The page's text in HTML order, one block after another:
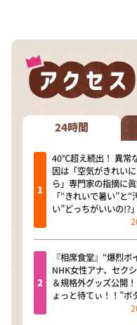
河合＆A.B.C-Z塚田
（news おかえり）
DAIGOも台所 ～きょ
本日はダイアンなり
朝だ！生です旅サラ
教えて！ニュース
ＬＩＦＥ～夢のカ
新婚さんいらっしゃ
ポツンと一軒家
ザキ山小屋本館
ぺこぱのまるスポ
24時間
40℃超え続出！ 異常
因は「空気がきれい
ら」専門家の指摘に
「“きれいで暑い”と“
い”どっちがいいの!?」
『相席食堂』“爆烈ボ
NHK女性アナ、セク
＆規格外グッズ公開
ょっと待てぃ！！”ボ